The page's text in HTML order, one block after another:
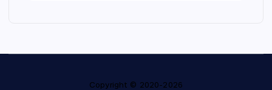
Copyright © 2020-2026